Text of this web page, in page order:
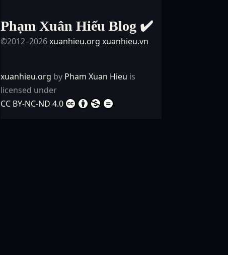
Phạm Xuân Hiếu Blog ✔️
©2012–2026xuanhieu.org xuanhieu.vn
xuanhieu.org by Pham Xuan Hieu is
licensed under
CC BY-NC-ND 4.0